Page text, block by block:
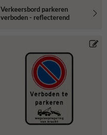
Verkeersbord parkeren
verboden - reflecterend